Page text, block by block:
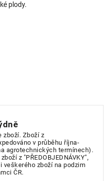
plody.
zboží. Zboží z
v průběhu října-
agrotechnických termínech).
z "PŘEDOBJEDNÁVKY",
veškerého zboží na podzim
ČR.